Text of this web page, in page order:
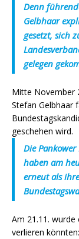
Denn
Gelbhaar
gesetzt, sich
gelegen
Mitte November
Stefan Gelbhaar
geschehen wird.
Die
haben am
erneut als
Am 21.11.
verlieren könnten: